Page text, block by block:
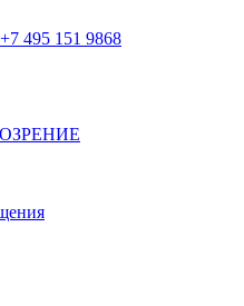
+7 495 151 9868